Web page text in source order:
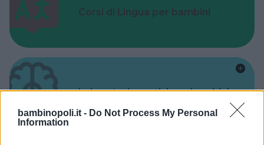
bambinopoli.it - Do Not Process My Personal
Information
Corsi di Lingua per bambini
Laboratori creativi per bambini